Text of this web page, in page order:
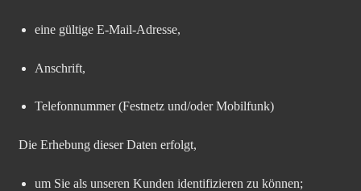
eine gültige E-Mail-Adresse,
Anschrift,
Telefonnummer (Festnetz und/oder Mobilfunk)
Die Erhebung dieser Daten erfolgt,
um Sie als unseren Kunden identifizieren zu können;